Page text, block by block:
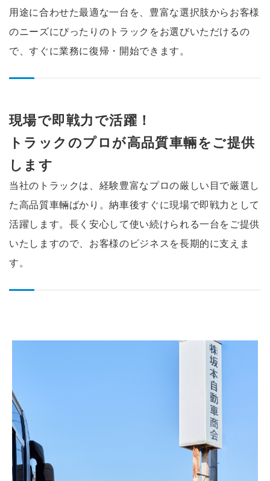
用途に合わせた最適な一台を、豊富な選択肢からお客様
のニーズにぴったりのトラックをお選びいただけるの
で、すぐに業務に復帰・開始できます。
現場で即戦力で活躍！
トラックのプロが高品質車輛を ご提供
します
当社のトラックは、経験豊富なプロの厳しい目で厳選し
た高品質車輛ばかり。納車後すぐに現場で即戦力として
活躍します。長く安心して使い続けられる一台をご提供
いたしますので、お客様のビジネスを長期的に支えま
す。